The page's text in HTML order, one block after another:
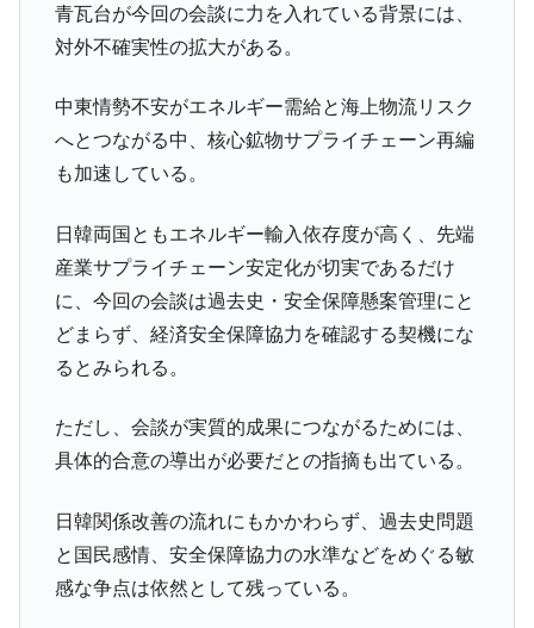
『Money1』
韓国化学企業最大手『ロッテケミカル』純
借入金が約8兆。信用格付け「ネガティブ」にダウン
レイカーも発動！ 半導体2銘柄の暴落
Fact1
日本の誇る海洋資源調査船『白嶺』は先進技術の
塊！
府県とは？
Fact1 今話題の「楽天ライオンズ」とは？
奇跡の毛色「白毛馬」とは？
Fact1
全て勝つといくら？ 競馬GI競走で勝利騎手がもら
Fact1 平成仮面ライダーの意外すぎるモチーフとは？
Fact1
発表から2日で大崩壊、鳴かず飛ばずに終わりそう
Fact1
日本人マスターズ挑戦の歴史。松山以前に最高位
だった選手とは？
Fact1
甲子園通算本塁打、最多の清原に次いで多く打っ
青瓦台が今回の会談に力を入れている背景には、
対外不確実性の拡大がある。
中東情勢不安がエネルギー需給と海上物流リスク
へとつながる中、核心鉱物サプライチェーン再編
も加速している。
日韓両国ともエネルギー輸入依存度が高く、先端
産業サプライチェーン安定化が切実であるだけ
に、今回の会談は過去史・安全保障懸案管理にと
どまらず、経済安全保障協力を確認する契機にな
るとみられる。
ただし、会談が実質的成果につながるためには、
具体的合意の導出が必要だとの指摘も出ている。
日韓関係改善の流れにもかかわらず、過去史問題
と国民感情、安全保障協力の水準などをめぐる敏
感な争点は依然として残っている。